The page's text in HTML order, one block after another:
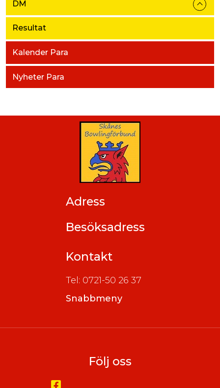
DM
Resultat
Kalender Para
Nyheter Para
Adress
Besöksadress
Kontakt
Tel: 0721-50 26 37
Snabbmeny
Följ oss